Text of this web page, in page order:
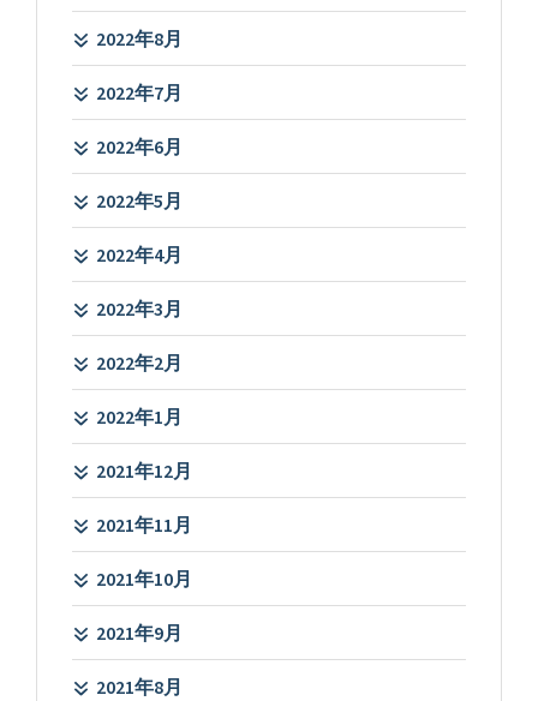
2022年8月
2022年7月
2022年6月
2022年5月
2022年4月
2022年3月
2022年2月
2022年1月
2021年12月
2021年11月
2021年10月
2021年9月
2021年8月